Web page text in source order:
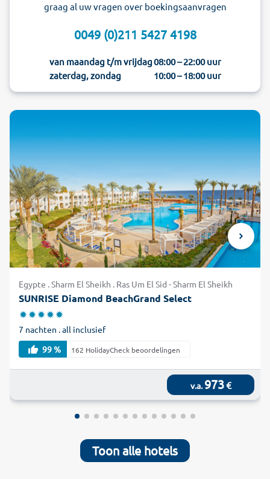
graag al uw vragen over boekingsaanvragen
0049 (0)211 5427 4198
van maandag t/m vrijdag08:00 – 22:00 uur
zaterdag, zondag
10:00 – 18:00 uur
Egypte . Sharm El Sheikh . Ras Um El Sid - Sharm El Sheikh
SUNRISE Diamond BeachGrand Select
7 nachten . all inclusief
99 %
162 HolidayCheck beoordelingen
v.a.973€
Toon alle hotels